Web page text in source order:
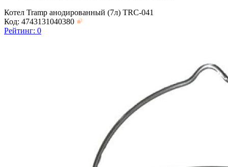
Котел Tramp анодированный (7л) TRC-041
Код: 4743131040380
Рейтинг: 0